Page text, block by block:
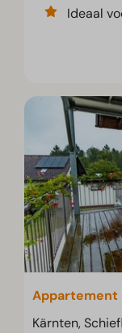
Ideaal
Appartement
Kärnten,